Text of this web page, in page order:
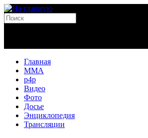
Главная
MMA
p4p
Видео
Фото
Досье
Энциклопедия
Трансляции